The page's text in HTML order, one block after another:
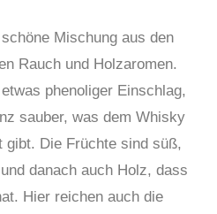
Mischung aus den
Rauch und Holzaromen.
phenoliger Einschlag,
sauber, was dem Whisky
gibt. Die Früchte sind süß,
danach auch Holz, dass
Hier reichen auch die